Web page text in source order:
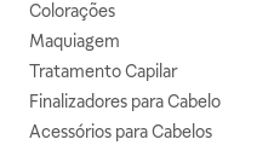
Colorações
Maquiagem
Tratamento Capilar
Finalizadores para Cabelo
Acessórios para Cabelos